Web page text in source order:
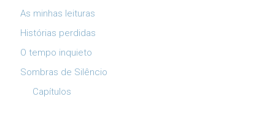
As minhas leituras
Histórias perdidas
O tempo inquieto
Sombras de Silêncio
Capítulos